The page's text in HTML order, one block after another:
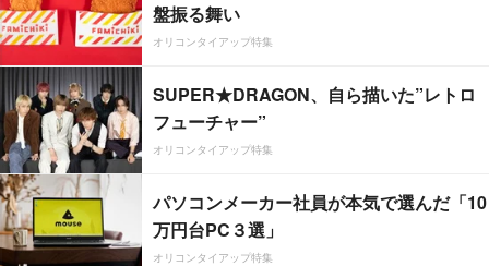
盤振る舞い
オリコンタイアップ特集
SUPER★DRAGON、自ら描いた”レトロ
フューチャー”
オリコンタイアップ特集
パソコンメーカー社員が本気で選んだ「10
万円台PC３選」
オリコンタイアップ特集